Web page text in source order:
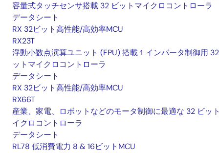
容量式タッチセンサ搭載 32 ビットマイクロコントローラ
データシート
RX 32ビット高性能/高効率MCU
RX23T
浮動小数点演算ユニット (FPU) 搭載１インバータ制御用
ットマイクロコントローラ
データシート
RX 32ビット高性能/高効率MCU
RX66T
産業、家電、ロボットなどのモータ制御に最適な 32 ビッ
イクロコントローラ
データシート
RL78 低消費電力 8 & 16ビットMCU